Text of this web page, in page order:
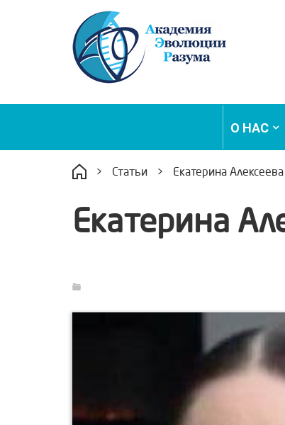
О НАС
> Статьи > Екатерина Алексеева
Екатерина